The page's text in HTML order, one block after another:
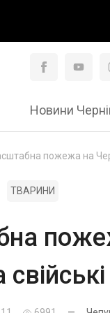
Новини
пожежа на
ТВАРИНИ